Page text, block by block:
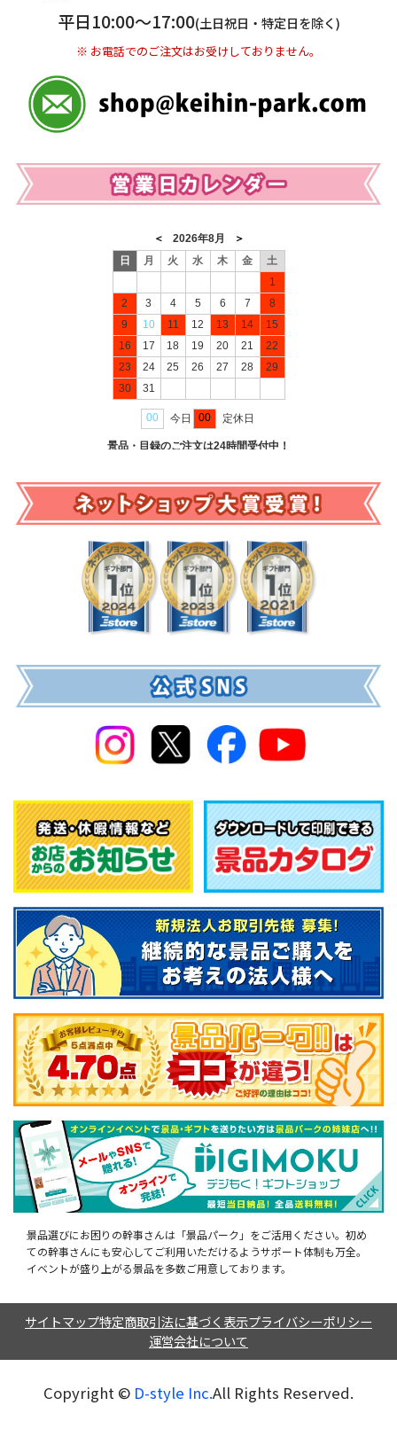
※ 振込み手数料お客様ご負担。
平日10:00〜17:00(土日祝日・特定日を除く)
※ お電話でのご注文はお受けしておりません。
景品選びにお困りの幹事さんは「景品パーク」をご活用ください。初め
ての幹事さんにも安心してご利用いただけるようサポート体制も万全。
イベントが盛り上がる景品を多数ご用意しております。
サイトマップ特定商取引法に基づく表示プライバシーポリシー
運営会社について
Copyright ©︎ D-style Inc.All Rights Reserved.